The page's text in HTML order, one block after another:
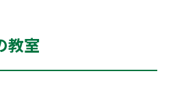
教室